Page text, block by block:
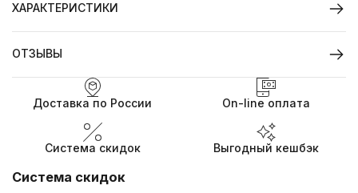
ХАРАКТЕРИСТИКИ
ОТЗЫВЫ
Доставка по России On-line оплата
Система скидок Выгодный кешбэк
Система скидок